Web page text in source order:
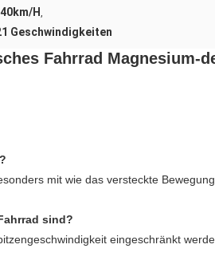
H ,
Geschwindigkeiten
Fahrrad Magnesium-
mit wie das versteckte
sind?
eingeschränkt